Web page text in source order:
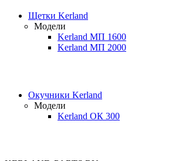
Щетки Kerland
Модели
Kerland МП 1600
Kerland МП 2000
Окучники Kerland
Модели
Kerland ОК 300